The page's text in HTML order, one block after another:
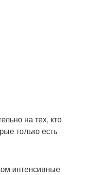
на тех, кто
только есть
интенсивные